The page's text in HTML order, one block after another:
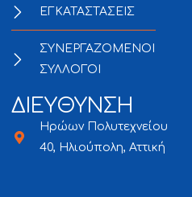
ΕΓΚΑΤΑΣΤΑΣΕΙΣ
ΣΥΝΕΡΓΑΖΟΜΕΝΟΙ
ΣΥΛΛΟΓΟΙ
ΔΙΕΥΘΥΝΣΗ
Ηρώων Πολυτεχνείου
40, Ηλιούπολη, Αττική